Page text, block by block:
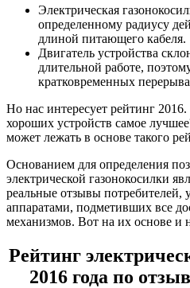
Электрическая
определенному радиусу
длиной питающего кабеля.
Двигатель устройства
длительной работе,
кратковременных
Но нас интересует рейтинг
хороших устройств самое
может лежать в основе такого
Основанием для определения
электрической газонокосилки
реальные отзывы потребителей,
аппаратами, подметивших все
механизмов. Вот на их основе и
Рейтинг
2016 года по